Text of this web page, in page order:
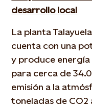
desarrollo local
La planta
cuenta con una
y produce
para cerca de
emisión a la
toneladas de CO2